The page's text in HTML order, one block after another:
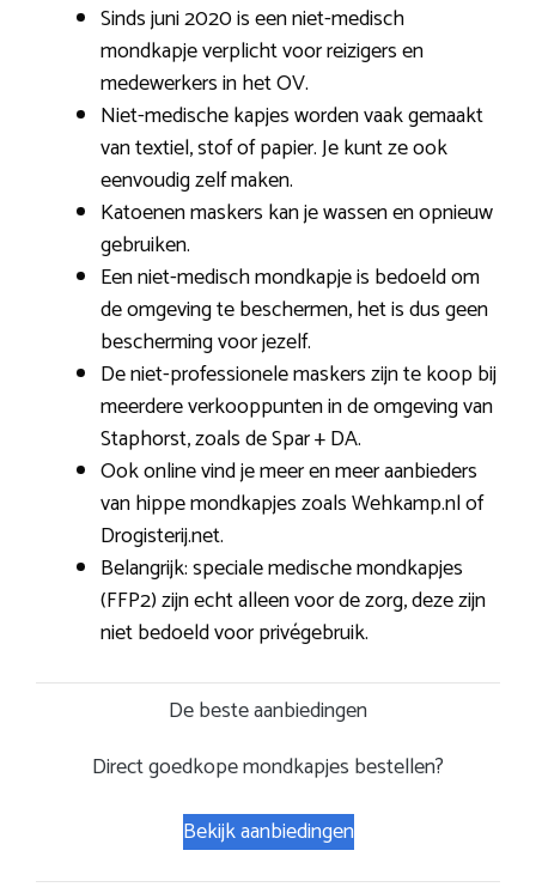
Sinds juni 2020 is een niet-medisch
mondkapje verplicht voor reizigers en
medewerkers in het OV.
Niet-medische kapjes worden vaak gemaakt
van textiel, stof of papier. Je kunt ze ook
eenvoudig zelf maken.
Katoenen maskers kan je wassen en opnieuw
gebruiken.
Een niet-medisch mondkapje is bedoeld om
de omgeving te beschermen, het is dus geen
bescherming voor jezelf.
De niet-professionele maskers zijn te koop bij
meerdere verkooppunten in de omgeving van
Staphorst, zoals de Spar + DA.
Ook online vind je meer en meer aanbieders
van hippe mondkapjes zoals Wehkamp.nl of
Drogisterij.net.
Belangrijk: speciale medische mondkapjes
(FFP2) zijn echt alleen voor de zorg, deze zijn
niet bedoeld voor privégebruik.
De beste aanbiedingen
Direct goedkope mondkapjes bestellen?
Bekijk aanbiedingen